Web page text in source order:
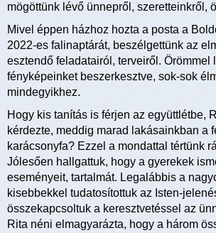
mögöttünk lévő ünnepről, szeretteinkről,
Mivel éppen házhoz hozta a posta a
2022-es falinaptárát, beszélgettünk az
esztendő feladatairól, terveiről. Örömmel
fényképeinket beszerkesztve, sok-sok
mindegyikhez.
Hogy kis tanítás is férjen az együttlétbe,
kérdezte, meddig marad lakásainkban a
karácsonyfa? Ezzel a mondattal tértünk
Jólesően hallgattuk, hogy a gyerekek
eseményeit, tartalmát. Legalábbis a
kisebbekkel tudatosítottuk az Isten-
összekapcsoltuk a keresztvetéssel az
Rita néni elmagyarázta, hogy a három